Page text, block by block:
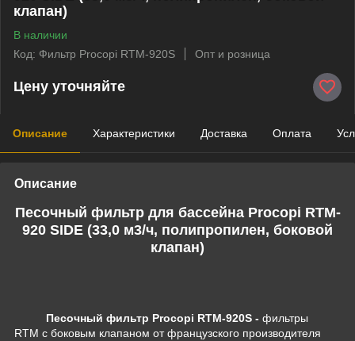
клапан)
В наличии
Код: Фильтр Procopi RTM-920S
Опт и розница
Цену уточняйте
Описание Характеристики Доставка Оплата
Описание
Песочный фильтр для бассейна Procopi RTM-
920 SIDE (33,0 м3/ч, полипропилен, боковой
клапан)
Песочный фильтр Procopi RTM-920S - фильтры
RTM с боковым клапаном от французского производителя